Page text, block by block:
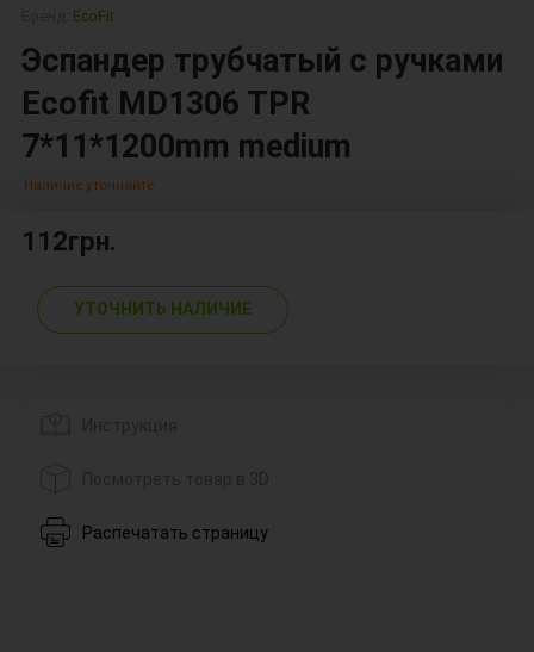
EcoFit
Эспандер трубчатый с ручками
Ecofit MD1306 TPR
7*11*1200mm medium
Наличие уточняйте
112грн.
УТОЧНИТЬ НАЛИЧИЕ
Распечатать страницу